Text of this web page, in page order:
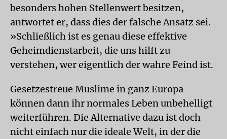
besonders hohen Stellenwert besitzen,
antwortet er, dass dies der falsche Ansatz sei.
»Schließlich ist es genau diese effektive
Geheimdienstarbeit, die uns hilft zu
verstehen, wer eigentlich der wahre Feind ist.
Gesetzestreue Muslime in ganz Europa
können dann ihr normales Leben unbehelligt
weiterführen. Die Alternative dazu ist doch
nicht einfach nur die ideale Welt, in der die